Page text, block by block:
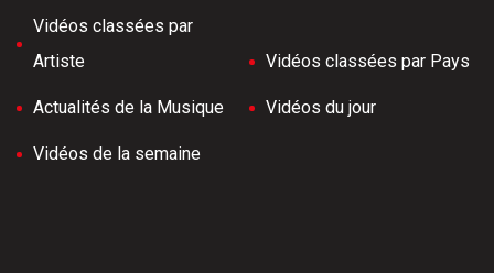
Vidéos classées par
Artiste
Vidéos classées par Pays
Actualités de la Musique Vidéos du jour
Vidéos de la semaine